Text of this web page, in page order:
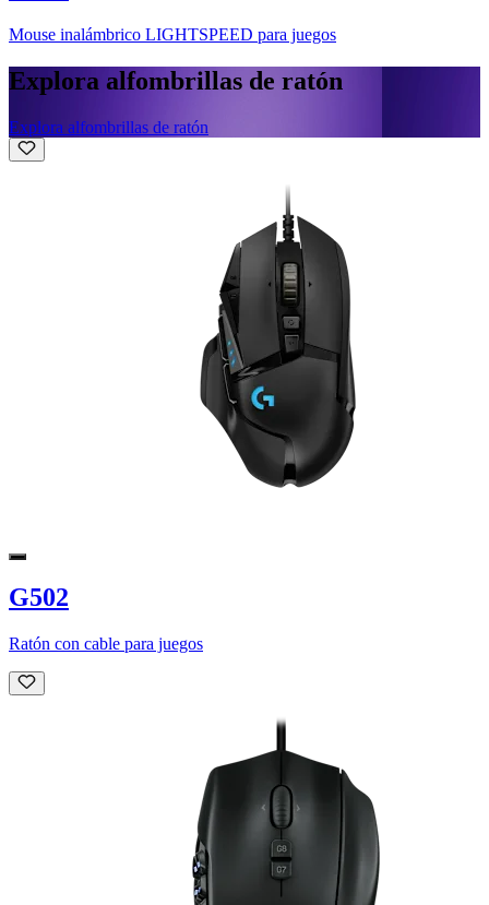
Mouse inalámbrico LIGHTSPEED para juegos
Explora alfombrillas de ratón
Explora alfombrillas de ratón
G502
Ratón con cable para juegos